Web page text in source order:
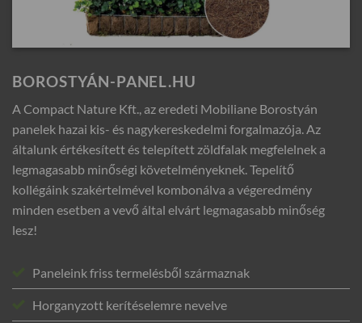
BOROSTYÁN-PANEL.HU
A Compact Nature Kft., az eredeti Mobiliane Borostyán
panelek hazai kis- és nagykereskedelmi forgalmazója. Az
általunk értékesített és telepített zöldfalak megfelelnek a
legmagasabb minőségi követelményeknek. Tepelítő
kollégáink szakértelmével kombonálva a végeredmény
minden esetben a vevő által elvárt legmagasabb minőség
lesz!
Paneleink friss termelésből származnak
Horganyzott kerítéselemre nevelve